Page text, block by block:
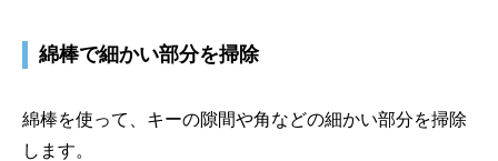
綿棒で細かい部分を掃除
綿棒を使って、キーの隙間や角などの細かい部分を掃除
します。